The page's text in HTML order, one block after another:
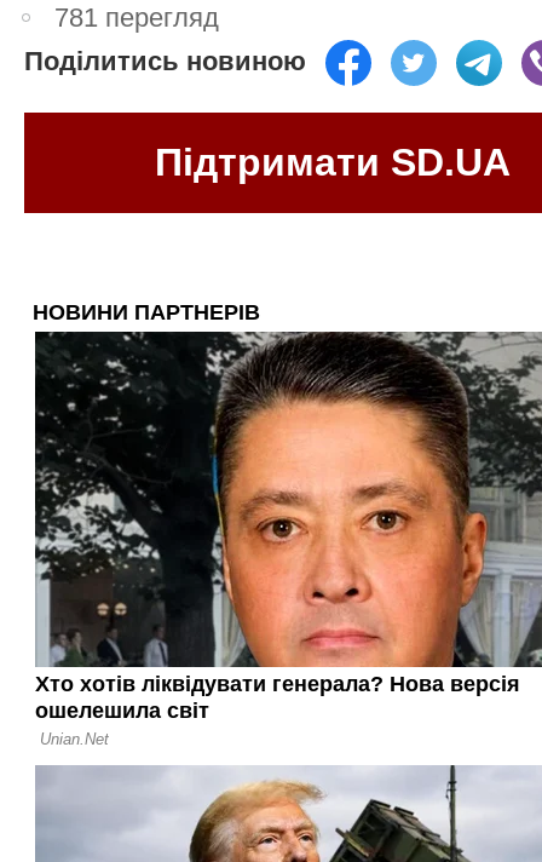
781 перегляд
Поділитись новиною
Підтримати SD.UA